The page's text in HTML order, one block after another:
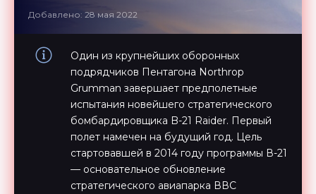
Добавлено: 28 мая 2022
Один из крупнейших оборонных
подрядчиков Пентагона Northrop
Grumman завершает предполетные
испытания новейшего стратегического
бомбардировщика B-21 Raider. Первый
полет намечен на будущий год. Цель
стартовавшей в 2014 году программы В-21
— основательное обновление
стратегического авиапарка ВВС